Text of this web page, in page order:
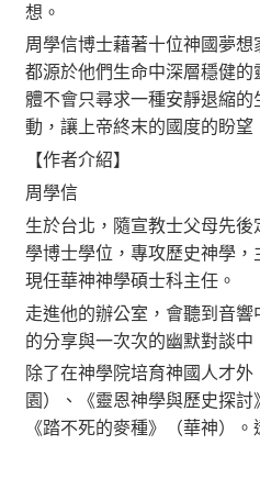
想。
周學信博士藉著十位神國夢
都源於他們生命中深層穩健
體不會只尋求一種安靜退縮
動，讓上帝終末的國度的盼望
【作者介紹】
周學信
生於台北，隨宣教士父母先
學博士學位，專攻歷史神學
現任華神神學碩士科主任。
走進他的辦公室，會聽到音
的分享與一次次的幽默對談
除了在神學院培育神國人才
園）、《靈恩神學與歷史探
《踏不死的麥種》（華神）